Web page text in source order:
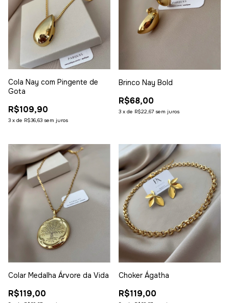
Cola Nay com Pingente de
Gota
R$109,90
3 x de R$36,63 sem juros
Brinco Nay Bold
R$68,00
3 x de R$22,67 sem juros
Colar Medalha Árvore da Vida
R$119,00
Choker Ágatha
R$119,00